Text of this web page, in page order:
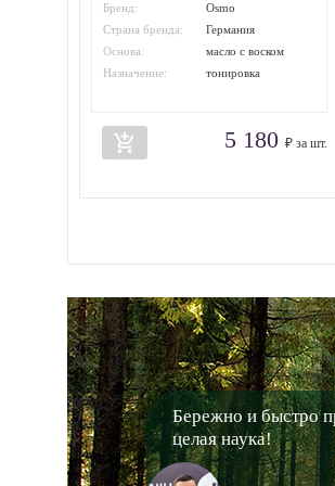
Бренд:
Osmo
Страна бренда:
Германия
Основа:
масло с воском
Назначение:
тонировка
add_shopping_cart 5 180₽ за шт.
Бережно и быстро
целая наука!